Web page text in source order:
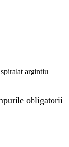
argintiu
obligatorii